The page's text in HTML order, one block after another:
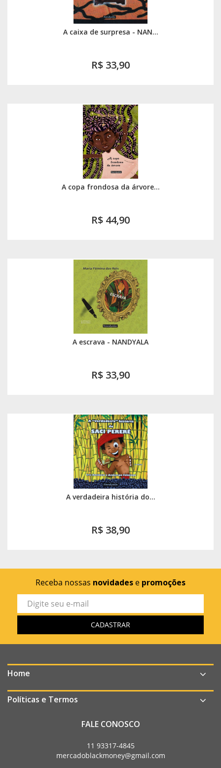
A caixa de surpresa - NAN...
R$ 33,90
A copa frondosa da árvore...
R$ 44,90
A escrava - NANDYALA
R$ 33,90
A verdadeira história do...
R$ 38,90
Receba nossas novidades e promoções
Home
Políticas e Termos
FALE CONOSCO
11 93317-4845
mercadoblackmoney@gmail.com